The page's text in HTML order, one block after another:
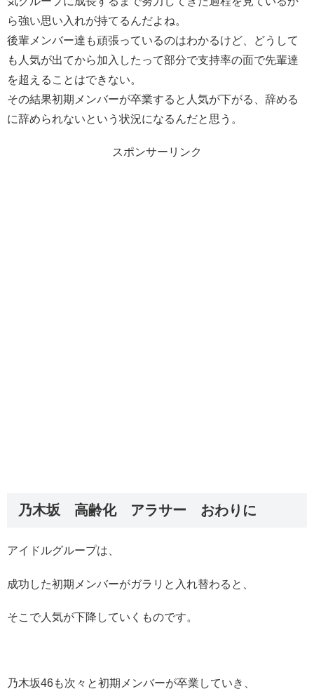
ら強い思い入れが持てるんだよね。
後輩メンバー達も頑張っているのはわかるけど、どうして
も人気が出てから加入したって部分で支持率の面で先輩達
を超えることはできない。
その結果初期メンバーが卒業すると人気が下がる、辞める
に辞められないという状況になるんだと思う。
スポンサーリンク
乃木坂 高齢化 アラサー おわりに
アイドルグループは、
成功した初期メンバーがガラリと入れ替わると、
そこで人気が下降していくものです。
乃木坂46も次々と初期メンバーが卒業していき、